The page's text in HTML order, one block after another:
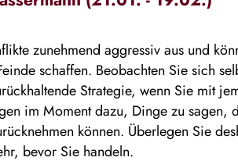
zunehmend aggressiv aus und
schaffen. Beobachten Sie sich
Strategie, wenn Sie mit
im Moment dazu, Dinge zu sagen,
können. Überlegen Sie
bevor Sie handeln.